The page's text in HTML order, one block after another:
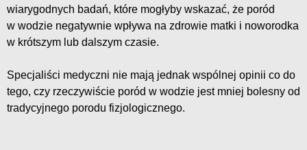
wiarygodnych badań, które mogłyby wskazać, że poród
w wodzie negatywnie wpływa na zdrowie matki i noworodka
w krótszym lub dalszym czasie.
Specjaliści medyczni nie mają jednak wspólnej opinii co do
tego, czy rzeczywiście poród w wodzie jest mniej bolesny od
tradycyjnego porodu fizjologicznego.